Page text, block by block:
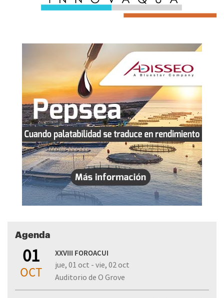
Agenda
01
OCT
XXVIII FOROACUI
jue, 01 oct - vie, 02 oct
Auditorio de O Grove